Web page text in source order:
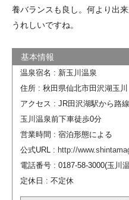
養バランスも良し。何より出
うれしいですね。
温泉宿名 : 新玉川温泉
住所 : 秋田県仙北市田沢湖玉川
アクセス : JR田沢湖駅から路
玉川温泉前下車徒歩0分
営業時間 : 宿泊形態による
公式URL : http://
電話番号 : 0187-58-3000(玉川
定休日 : 不定休